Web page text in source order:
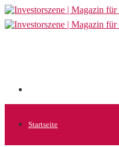
Startseite